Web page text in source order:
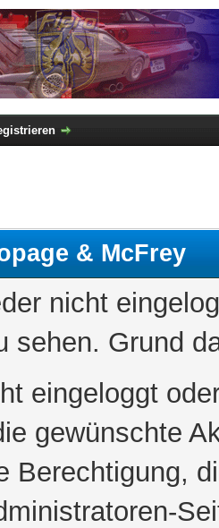
& McFrey
nicht
sehen. Grund
eingeloggt
gewünschte
Berechtigung,